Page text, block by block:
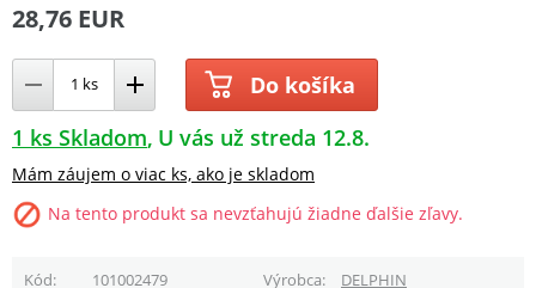
28,76 EUR
Do košíka
1 ks Skladom U vás už streda 12.8.
Mám záujem o viac ks, ako je skladom
Na tento produkt sa nevzťahujú žiadne ďalšie zľavy.
Kód 101002479 Výrobca
DELPHIN